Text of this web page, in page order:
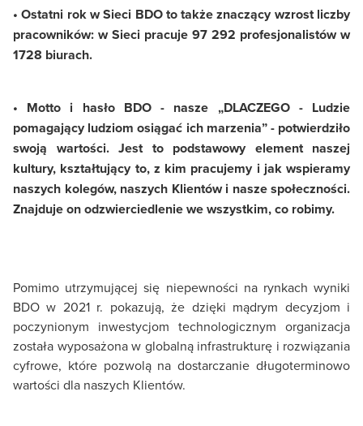
• Ostatni rok w Sieci BDO to także znaczący wzrost liczby
pracowników: w Sieci pracuje 97 292 profesjonalistów w
1728 biurach.
• Motto i hasło BDO - nasze „DLACZEGO - Ludzie
pomagający ludziom osiągać ich marzenia” - potwierdziło
swoją wartości. Jest to podstawowy element naszej
kultury, kształtujący to, z kim pracujemy i jak wspieramy
naszych kolegów, naszych Klientów i nasze społeczności.
Znajduje on odzwierciedlenie we wszystkim, co robimy.
Pomimo utrzymującej się niepewności na rynkach wyniki
BDO w 2021 r. pokazują, że dzięki mądrym decyzjom i
poczynionym inwestycjom technologicznym organizacja
została wyposażona w globalną infrastrukturę i rozwiązania
cyfrowe, które pozwolą na dostarczanie długoterminowo
wartości dla naszych Klientów.